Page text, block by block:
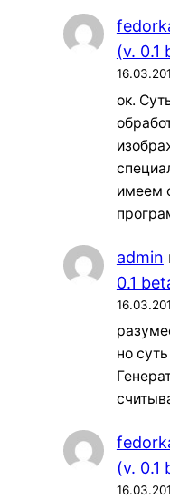
(v. 0.1
ок.
имеем
admin
0.1
но
(v. 0.1